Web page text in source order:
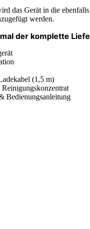
das Gerät in die
werden.
der komplette
(1,5 m)
Bedienungsanleitung